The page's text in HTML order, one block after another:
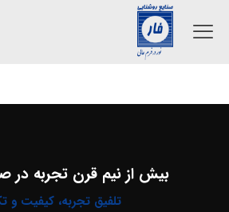
بیش از نیم قرن تجربه در
تلفیق تجربه، کیفیت و